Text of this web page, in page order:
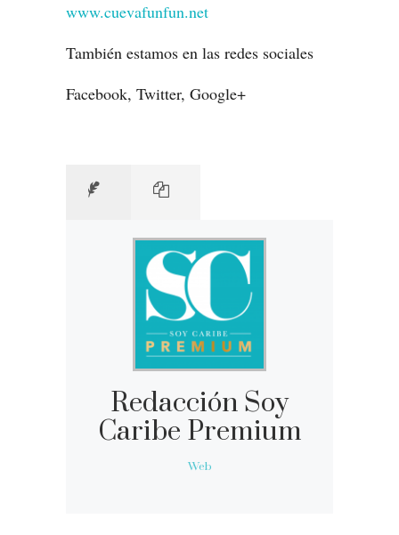
www.cuevafunfun.net
También estamos en las redes sociales
Facebook, Twitter, Google+
Redacción Soy
Caribe Premium
Web